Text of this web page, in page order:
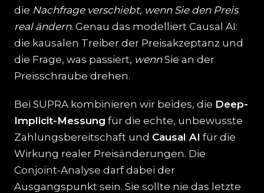
die Nachfrage verschiebt, wenn Sie den Preis
real ändern. Genau das modelliert Causal AI:
die kausalen Treiber der Preisakzeptanz und
die Frage, was passiert, wennSie an der
Preisschraube drehen.
Bei SUPRA kombinieren wir beides, die Deep-
Implicit-Messung für die echte, unbewusste
Zahlungsbereitschaft und Causal AI für die
Wirkung realer Preisänderungen. Die
Conjoint-Analyse darf dabei der
Ausgangspunkt sein. Sie sollte nie das letzte